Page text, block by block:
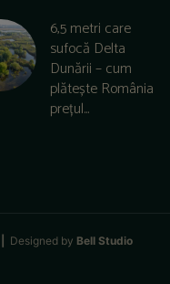
6,5 metri care
sufocă Delta
Dunării – cum
plătește România
prețul...
Designed by Bell Studio